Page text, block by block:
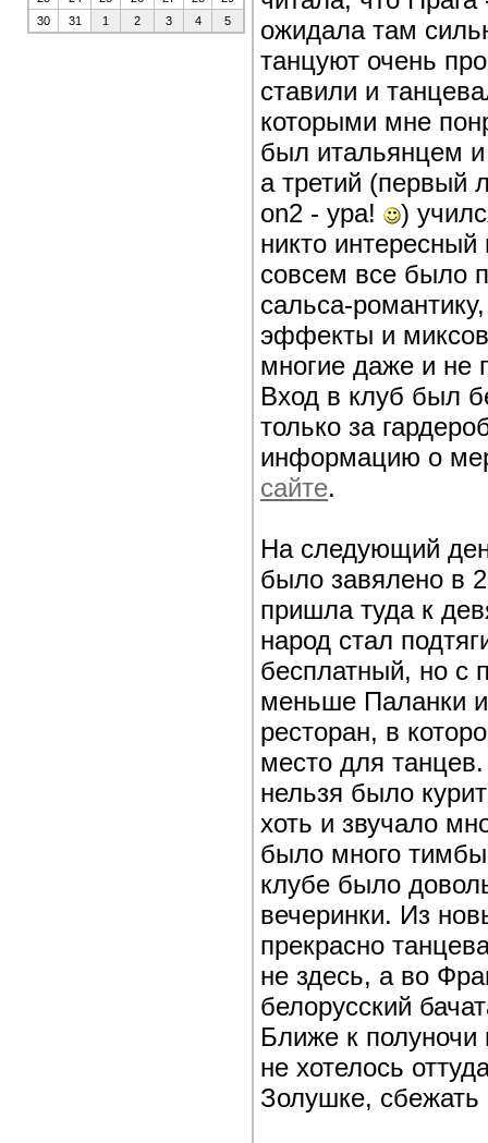
ожидала там
танцуют очень
ставили и
которыми мне
был итальянцем
а третий (первый
on2 - ура!
)
никто
совсем все было
сальса-
эффекты и
многие даже и не
Вход в клуб был
только за
информацию о
сайте.
На следующий
было завялено в
пришла туда к
народ стал
бесплатный, но с
меньше Паланки
ресторан, в
место для
нельзя было
хоть и звучало
было много
клубе было
вечеринки. Из
прекрасно
не здесь, а во
белорусский
Ближе к
не хотелось
Золушке,
30
31 1 2 3 4 5